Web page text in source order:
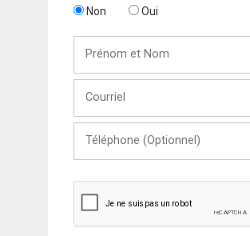
Non Oui
Nom
(Optionnel)